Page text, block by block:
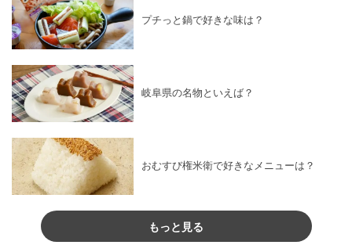
プチっと鍋で好きな味は？
岐阜県の名物といえば？
おむすび権米衛で好きなメニューは？
もっと見る